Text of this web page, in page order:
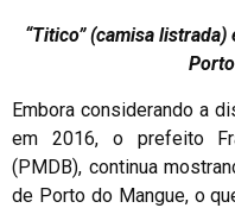
“Titico” (camisa
Embora considerando a
em 2016, o prefeito
(PMDB), continua
de Porto do Mangue, o